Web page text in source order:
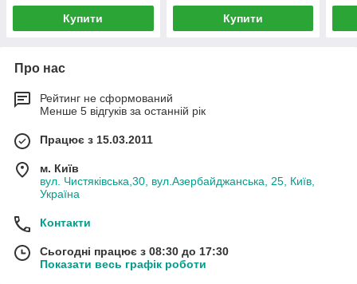
Купити Купити
Про нас
Рейтинг не сформований
Менше 5 відгуків за останній рік
Працює з 15.03.2011
м. Київ
вул. Чистяківська,30, вул.Азербайджанська, 25, Київ,
Україна
Контакти
Сьогодні працює з 08:30 до 17:30
Показати весь графік роботи